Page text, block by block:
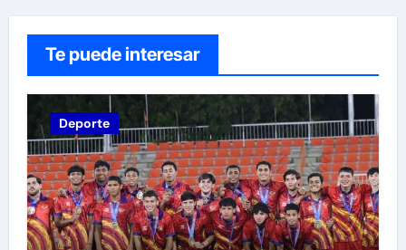
Te puede interesar
Deporte